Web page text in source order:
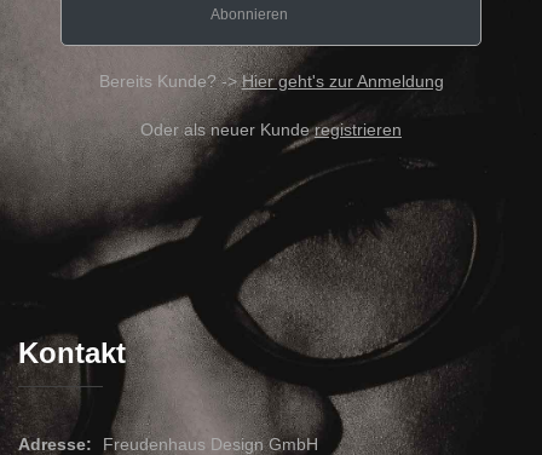
Bereits Kunde? ->Hier geht's zur Anmeldung
Oder als neuer Kunderegistrieren
Kontakt
Adresse:
Freudenhaus Design GmbH